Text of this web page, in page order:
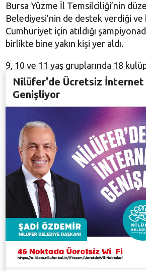
Bursa Yüzme İl Temsilciliği’nin
Belediyesi’nin de destek verdiği ve
Cumhuriyet için atıldığı
birlikte bine yakın kişi yer aldı.
9, 10 ve 11 yaş gruplarında 18
sporcunun katıldığı Cumhuriyet
tıklım tıklım doldu. 6 seans ve 18
boyunca yarışan sporcuların
izleyenlere heyecan dolu anlar
Nilüfer Belediyesporlu yüzücüler
turnuvaya damga vurdu. Cumhuriyet
kızlar, 9 yaş erkekler ve 19 yaş
Nilüfer Belediyesporlu yüzücüler
tamamladı. 10 yaş erkeklerde
Gençlik ve Spor Kulübü’nün birinci
11 yaş kızlarda Şahinkaya Koleji
erkeklerde de Yıldırım Belediyesi
Kulübü şampiyon oldu. Cumhuriyet
dereceye giren takım ve sporculara,
madalyalarını Nilüfer Belediye
Sibel Özer verdi.
Nilüfer'de Ücretsiz İnternet
Genişliyor